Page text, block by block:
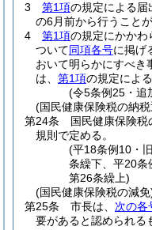
3
第1項の規定による届
の6月前から行うことが
4
第1項の規定にかかわ
ついて同項各号に掲げ
おいて明らかにすべき
は、 第1項の規定によ
(令5条例25・追
(国民健康保険税の納
第24条
国民健康保険税
規則で定める。
(平18条例10・
条繰下、平20条
第26条繰上)
(国民健康保険税の減免
第25条
市長は、 次の各
要があると認められる